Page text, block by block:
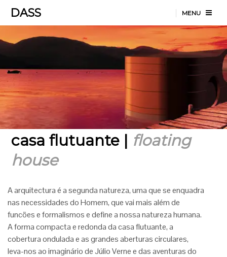
DASS MENU
casa flutuante | floating
house
A arquitectura é a segunda natureza, uma que se enquadra
nas necessidades do Homem, que vai mais além de
funcões e formalismos e define a nossa natureza humana.
A forma compacta e redonda da casa flutuante, a
cobertura ondulada e as grandes aberturas circulares,
leva-nos ao imaginário de Júlio Verne e das aventuras do